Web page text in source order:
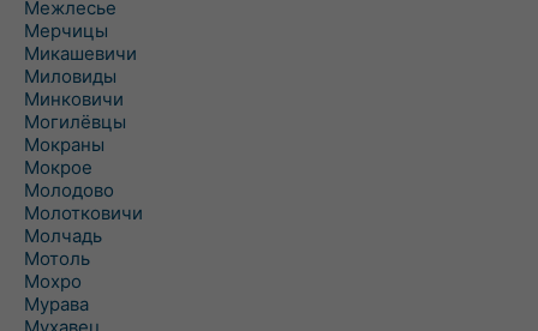
Межлесье
Мерчицы
Микашевичи
Миловиды
Минковичи
Могилёвцы
Мокраны
Мокрое
Молодово
Молотковичи
Молчадь
Мотоль
Мохро
Мурава